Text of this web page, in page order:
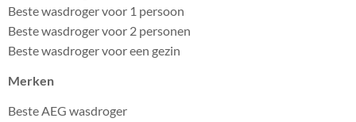
Beste wasdroger voor 1 persoon
Beste wasdroger voor 2 personen
Beste wasdroger voor een gezin
Merken
Beste AEG wasdroger